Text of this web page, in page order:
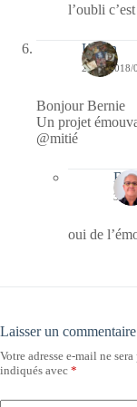
l’oubli
Kévin
26/09/2018/
Bonjour Bernie
Un projet
@mitié
30/
oui de
Laisser un commentaire
Votre adresse e-mail ne sera
indiqués avec *